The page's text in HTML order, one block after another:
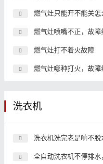
燃气灶只能开不能关
燃气灶喷嘴不正，故
燃气灶打不着火故障
燃气灶哪种打火，故
洗衣机
洗衣机洗完老是响不
全自动洗衣机不停排